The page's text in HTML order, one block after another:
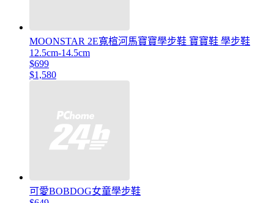
MOONSTAR 2E寬楦河馬寶寶學步鞋 寶寶鞋 學步鞋
12.5cm-14.5cm
$699
$1,580
可愛BOBDOG女童學步鞋